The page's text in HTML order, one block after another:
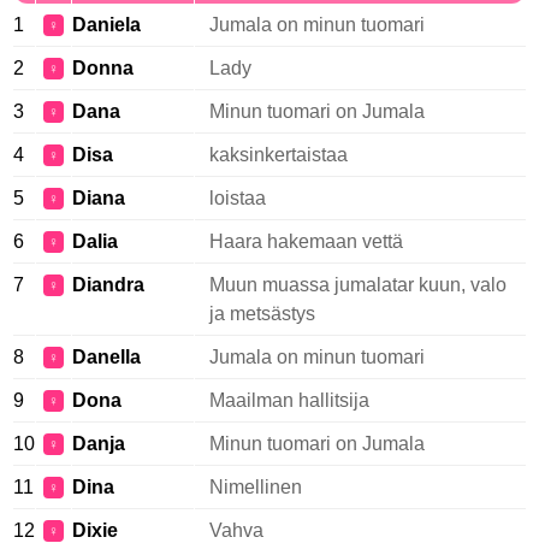
1 ♀ Daniela Jumala on minun tuomari
2 ♀ Donna Lady
3 ♀ Dana Minun tuomari on Jumala
4 ♀ Disa kaksinkertaistaa
5 ♀ Diana loistaa
6 ♀ Dalia Haara hakemaan vettä
7 ♀ Diandra
Muun muassa jumalatar kuun, valo
ja metsästys
8 ♀ Danella Jumala on minun tuomari
9 ♀ Dona Maailman hallitsija
10 ♀ Danja Minun tuomari on Jumala
11 ♀ Dina Nimellinen
12 ♀ Dixie Vahva